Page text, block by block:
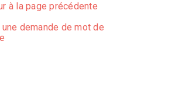
à la page précédente
une demande de mot de